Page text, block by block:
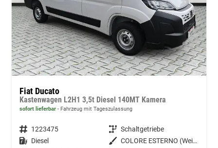
Fiat Ducato
Kastenwagen L2H1 3,5t Diesel 140MT Kamera
sofort lieferbar Fahrzeug mit Tageszulassung
Fahrzeugnummer 1223475 Getriebe Schaltgetriebe
Kraftstoff Diesel Außenfarbe
COLORE ESTERNO (Weiss (pastell))